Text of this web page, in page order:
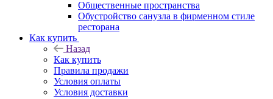
Общественные пространства
Обустройство санузла в фирменном стиле
ресторана
Как купить
Назад
Как купить
Правила продажи
Условия оплаты
Условия доставки